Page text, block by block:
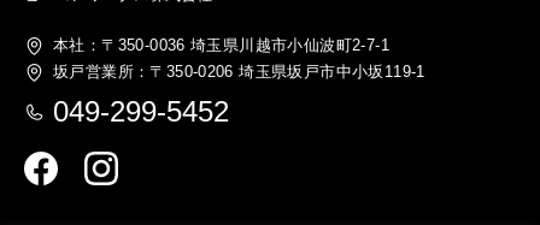
本社：〒350-0036 埼玉県川越市小仙波町2-7-1
坂戸営業所：〒350-0206 埼玉県坂戸市中小坂119-1
049-299-5452